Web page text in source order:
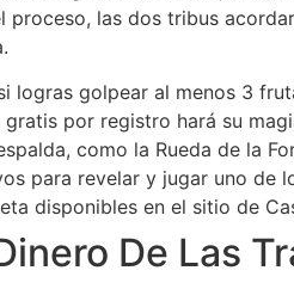
las dos tribus
logras golpear al menos 3
por registro hará su
como la Rueda de la
para revelar y jugar uno
disponibles en el sitio de
De Las